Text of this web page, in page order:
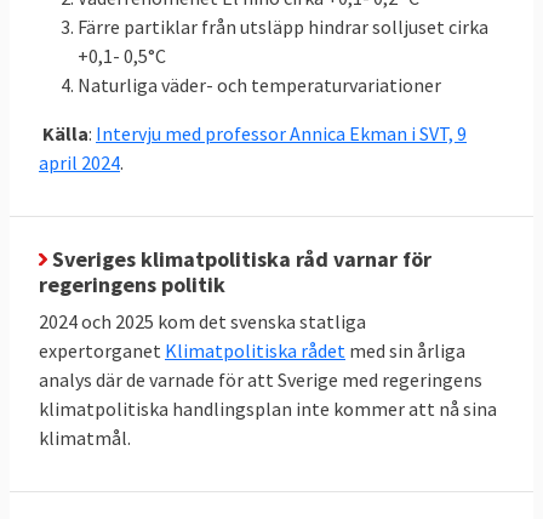
43,366
(LULUCF)
Klicka på länkarna i tabellen för att se
källan. MtCO2e betyder miljoner ton
koldioxidekvivalenter, ett mått på mängden
växthusgaser.
Energieffektivisering och
förnybart
Jämfört med 2005 ska EU till 2030 minska
sin primära energiförbrukning med 34
procent till högst 992,5 Mtoe. Här finns
Färre partiklar från utsläpp hindrar solljuset cirka
+0,1- 0,5°C
Naturliga väder- och temperaturvariationer
Källa: Intervju med professor Annica Ekman i SVT, 9
april 2024.
Sveriges klimatpolitiska råd varnar för
regeringens politik
2024 och 2025 kom det svenska statliga
expertorganet Klimatpolitiska rådet med sin årliga
analys där de varnade för att Sverige med regeringens
klimatpolitiska handlingsplan inte kommer att nå sina
klimatmål.